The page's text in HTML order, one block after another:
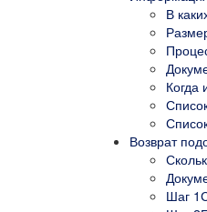
В
Когда
Возврат
Шаг